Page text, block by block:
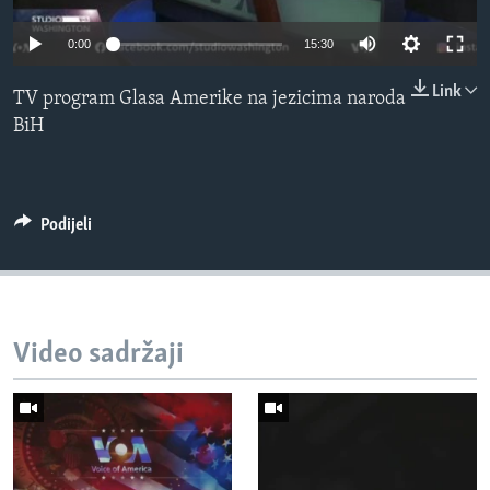
MAGAZIN
O GLASU AMERIKE
Learning English
Jezici
0:00 15:30
Link
TV program Glasa Amerike na jezicima naroda
BiH
Podijeli
Video sadržaji